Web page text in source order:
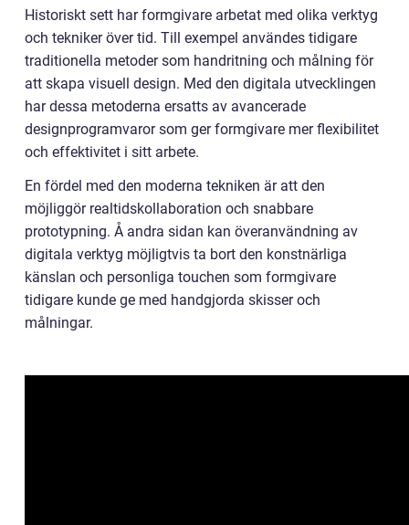
Historiskt sett har formgivare arbetat med olika verktyg
och tekniker över tid. Till exempel användes tidigare
traditionella metoder som handritning och målning för
att skapa visuell design. Med den digitala utvecklingen
har dessa metoderna ersatts av avancerade
designprogramvaror som ger formgivare mer flexibilitet
och effektivitet i sitt arbete.
En fördel med den moderna tekniken är att den
möjliggör realtidskollaboration och snabbare
prototypning. Å andra sidan kan överanvändning av
digitala verktyg möjligtvis ta bort den konstnärliga
känslan och personliga touchen som formgivare
tidigare kunde ge med handgjorda skisser och
målningar.